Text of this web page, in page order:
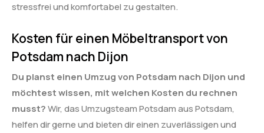
stressfrei und komfortabel zu gestalten.
Kosten für einen Möbeltransport von
Potsdam nach Dijon
Du planst einen Umzug von Potsdam nach Dijon und
möchtest wissen, mit welchen Kosten du rechnen
musst?Wir, das Umzugsteam Potsdam aus Potsdam,
helfen dir gerne und bieten dir einen zuverlässigen und